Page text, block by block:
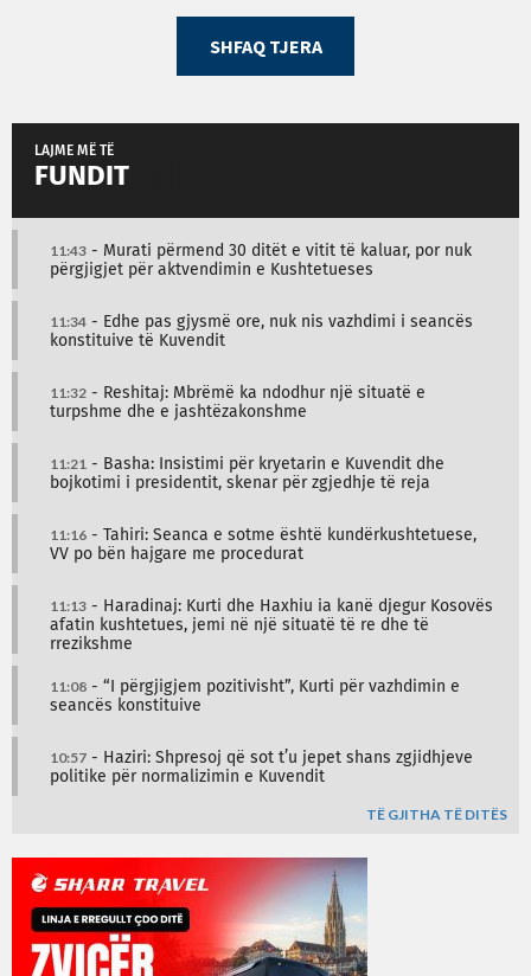
SHFAQ TJERA
LAJME MË TË
FUNDIT
11:43 - Murati përmend 30 ditët e vitit të kaluar, por nuk
përgjigjet për aktvendimin e Kushtetueses
11:34 - Edhe pas gjysmë ore, nuk nis vazhdimi i seancës
konstituive të Kuvendit
11:32 - Reshitaj: Mbrëmë ka ndodhur një situatë e
turpshme dhe e jashtëzakonshme
11:21 - Basha: Insistimi për kryetarin e Kuvendit dhe
bojkotimi i presidentit, skenar për zgjedhje të reja
11:16 - Tahiri: Seanca e sotme është kundërkushtetuese,
VV po bën hajgare me procedurat
11:13 - Haradinaj: Kurti dhe Haxhiu ia kanë djegur Kosovës
afatin kushtetues, jemi në një situatë të re dhe të
rrezikshme
11:08 - “I përgjigjem pozitivisht”, Kurti për vazhdimin e
seancës konstituive
10:57 - Haziri: Shpresoj që sot t’u jepet shans zgjidhjeve
politike për normalizimin e Kuvendit
TË GJITHA TË DITËS